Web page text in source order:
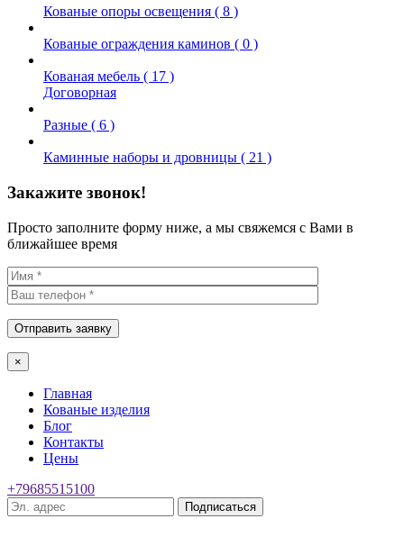
Кованые опоры освещения ( 8 )
Кованые ограждения каминов ( 0 )
Кованая мебель ( 17 )
Договорная
Разные ( 6 )
Каминные наборы и дровницы ( 21 )
Закажите звонок!
Просто заполните форму ниже, а мы свяжемся с Вами в
ближайшее время
×
Главная
Кованые изделия
Блог
Контакты
Цены
+79685515100
Подписаться